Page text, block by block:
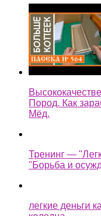
Пород. Как
Мёд.
Тренинг —
"Борьба и
легкие деньги